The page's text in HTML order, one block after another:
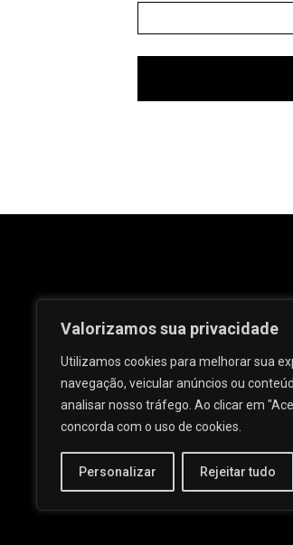
Valorizamos sua privacidade
Utilizamos cookies para melhorar sua
navegação, veicular anúncios ou
analisar nosso tráfego. Ao clicar em
concorda com o uso de cookies.
Personalizar Rejeitar tudo
Rua José e Maria
Palmeira dos Índios - AL.